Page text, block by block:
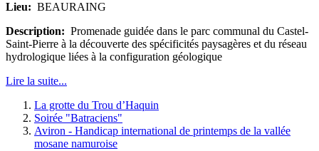
Lieu: BEAURAING
Description: Promenade guidée dans le parc communal du Castel-
Saint-Pierre à la découverte des spécificités paysagères et du réseau
hydrologique liées à la configuration géologique
Lire la suite...
La grotte du Trou d’Haquin
Soirée "Batraciens"
Aviron - Handicap international de printemps de la vallée
mosane namuroise